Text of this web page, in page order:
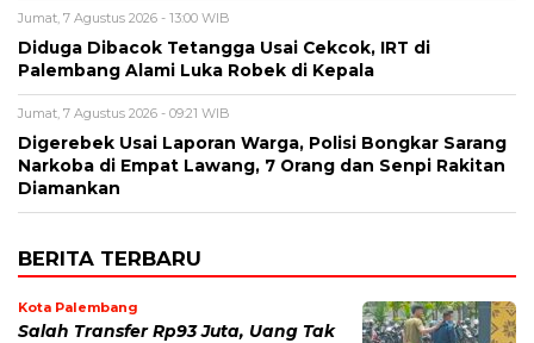
Jumat, 7 Agustus 2026 - 13:00 WIB
Diduga Dibacok Tetangga Usai Cekcok, IRT di
Palembang Alami Luka Robek di Kepala
Jumat, 7 Agustus 2026 - 09:21 WIB
Digerebek Usai Laporan Warga, Polisi Bongkar Sarang
Narkoba di Empat Lawang, 7 Orang dan Senpi Rakitan
Diamankan
BERITA TERBARU
Kota Palembang
Salah Transfer Rp93 Juta, Uang Tak